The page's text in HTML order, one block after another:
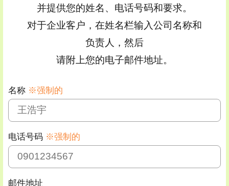
并提供您的姓名、电话号码和要求。
对于企业客户，在姓名栏输入公司名称和
负责人，然后
请附上您的电子邮件地址。
名称 ※强制的
电话号码 ※强制的
邮件地址